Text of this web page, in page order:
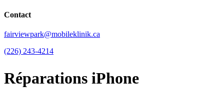
Contact
fairviewpark@mobileklinik.ca
(226) 243-4214
Réparations iPhone